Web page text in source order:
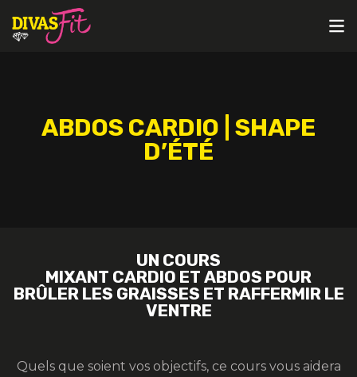
ABDOS CARDIO | SHAPE
D’ÉTÉ
UN COURS
MIXANT CARDIO ET ABDOS POUR
BRÛLER LES GRAISSES ET RAFFERMIR LE
VENTRE
Quels que soient vos objectifs, ce cours vous aidera